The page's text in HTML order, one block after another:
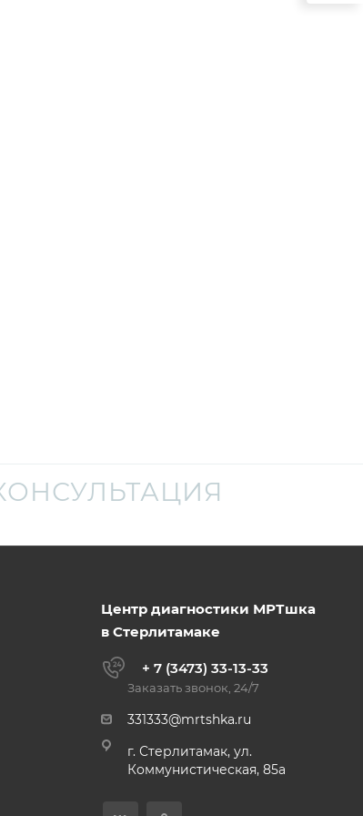
Центр диагностики МРТшка
в Стерлитамаке
+ 7 (3473) 33-13-33
Заказать звонок, 24/7
331333@mrtshka.ru
г. Стерлитамак, ул.
Коммунистическая, 85а